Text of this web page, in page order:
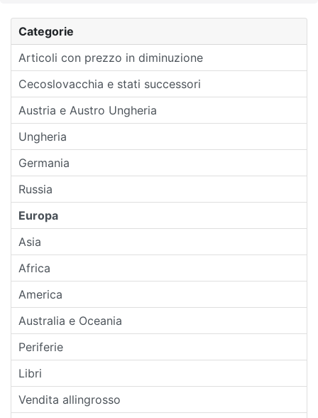
Categorie
Articoli con prezzo in diminuzione
Cecoslovacchia e stati successori
Austria e Austro Ungheria
Ungheria
Germania
Russia
Europa
Asia
Africa
America
Australia e Oceania
Periferie
Libri
Vendita allingrosso